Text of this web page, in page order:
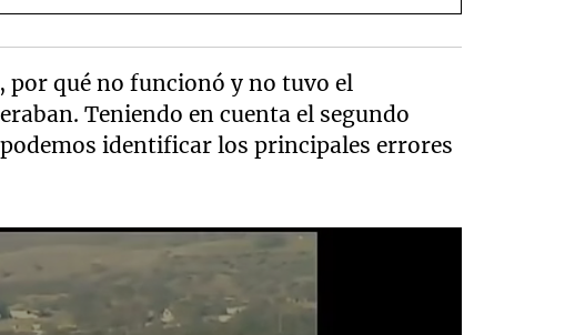
por qué no funcionó y no tuvo el
Teniendo en cuenta el segundo
identificar los principales errores